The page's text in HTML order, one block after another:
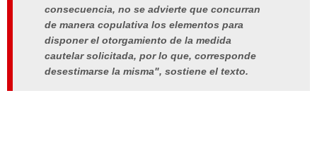
consecuencia, no se advierte que concurran
de manera copulativa los elementos para
disponer el otorgamiento de la medida
cautelar solicitada, por lo que, corresponde
desestimarse la misma", sostiene el texto.